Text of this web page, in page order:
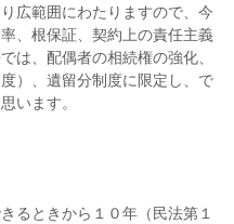
広範囲にわたりますので、今
、根保証、契約上の責任主義
は、配偶者の相続権の強化、
）、遺留分制度に限定し、で
います。
るときから１０年（民法第１